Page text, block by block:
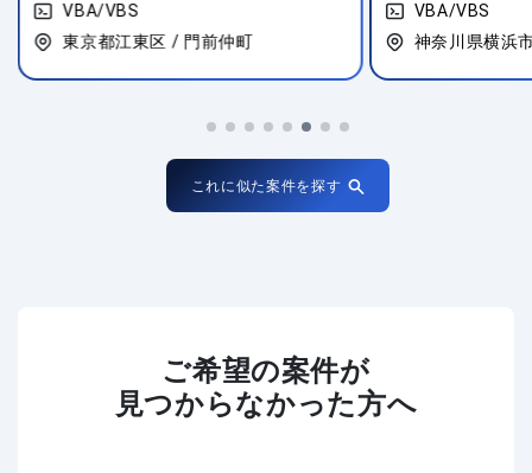
VBA/VBS
東京都江東区 / 門前仲町
VBA/VBS
神奈川県横浜
これに似た案件を探す
ご希望の案件が
見つからなかった方へ